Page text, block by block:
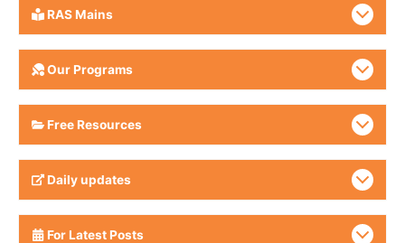
RAS Mains
Our Programs
Free Resources
Daily updates
For Latest Posts